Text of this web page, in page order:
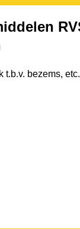
bezems,